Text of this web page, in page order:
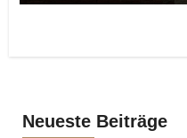
Neueste Beiträge